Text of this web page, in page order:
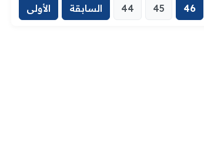
الأولى السابقة 44 45 46